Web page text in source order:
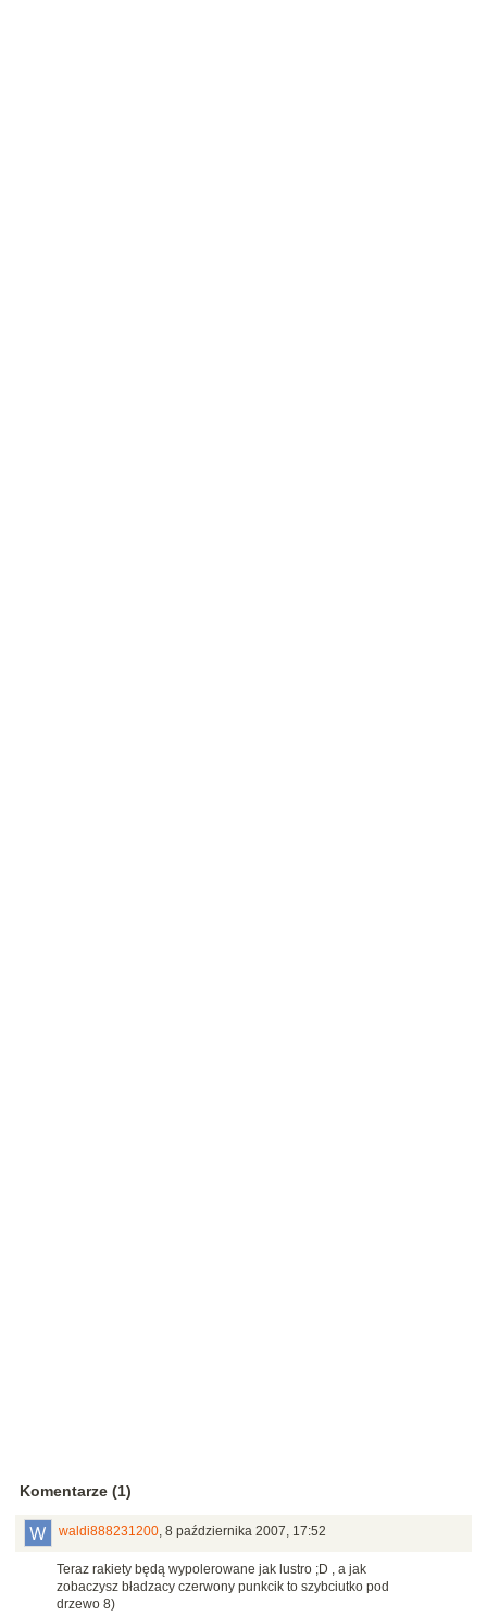
Komentarze (1)
waldi888231200, 8 października 2007, 17:52
Teraz rakiety będą wypolerowane jak lustro ;D , a jak
zobaczysz bładzacy czerwony punkcik to szybciutko pod
drzewo 8)